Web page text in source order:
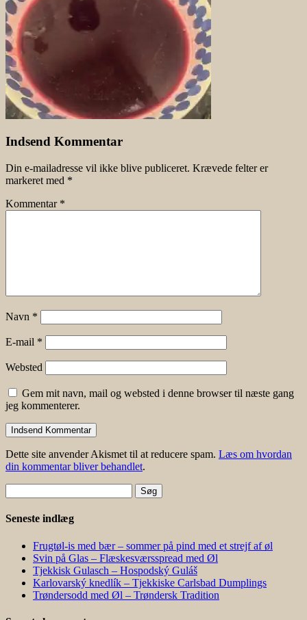
Indsend Kommentar
Din e-mailadresse vil ikke blive publiceret. Krævede felter er
markeret med *
Kommentar *
Navn *
E-mail *
Websted
Gem mit navn, mail og websted i denne browser til næste gang
jeg kommenterer.
Dette site anvender Akismet til at reducere spam. Læs om hvordan
din kommentar bliver behandlet.
efter:
Seneste indlæg
Frugtøl-is med bær – sommer på pind med et strejf af øl
Svin på Glas – Flæskesværsspread med Øl
Tjekkisk Gulasch – Hospodský Guláš
Karlovarský knedlík – Tjekkiske Carlsbad Dumplings
Trøndersodd med Øl – Trøndersk Tradition